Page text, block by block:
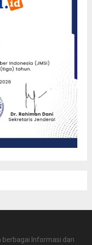
berbagai Informasi dan